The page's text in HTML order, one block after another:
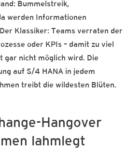
Bummelstreik,
werden Informationen
Klassiker: Teams verraten der
oder KPIs – damit zu viel
gar nicht möglich wird. Die
auf S/4 HANA in jedem
treibt die wildesten Blüten.
Hangover
lahmlegt